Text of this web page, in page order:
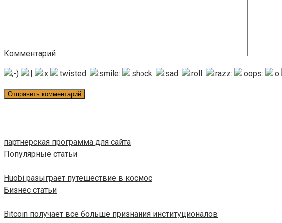
Комментарий
партнерская программа для сайта
Популярные статьи
Huobi разыграет путешествие в космос
Бизнес статьи
Bitcoin получает все больше признания институционалов